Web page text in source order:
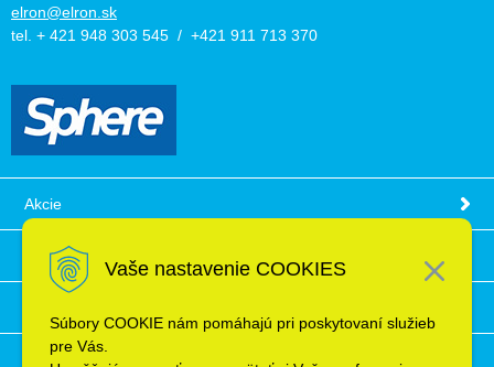
Vaše nastavenie COOKIES
Súbory COOKIE nám pomáhajú pri poskytovaní služieb
pre Vás.
elron@elron.sk
tel. + 421 948 303 545 / +421 911 713 370
Akcie
Obchodné podmienky
Ochrana osobných údajov